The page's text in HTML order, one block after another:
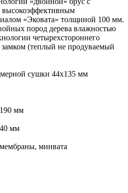
высокоэффективным
«Эковата» толщиной 100 мм.
пород дерева влажностью
четырехстороннего
замком (теплый не продуваемый
сушки 44х135 мм
мм
мм
минвата